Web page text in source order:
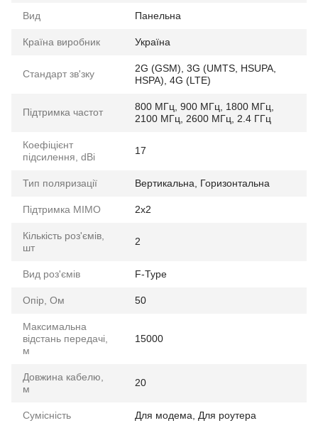
Вид Панельна
Країна виробник Україна
Стандарт зв'зку
2G (GSM), 3G (UMTS, HSUPA,
HSPA), 4G (LTE)
Підтримка частот
800 МГц, 900 МГц, 1800 МГц,
2100 МГц, 2600 МГц, 2.4 ГГц
Коефіцієнт
підсилення, dBi
17
Тип поляризації Вертикальна, Горизонтальна
Підтримка MIMO 2x2
Кількість роз'ємів,
шт
2
Вид роз'ємів F-Type
Опір, Ом 50
Максимальна
відстань передачі,
м
15000
Довжина кабелю,
м
20
Сумісність Для модема, Для роутера